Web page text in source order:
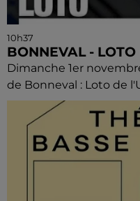
10h37
BONNEVAL - LOTO
Dimanche 1er
de Bonneval : Loto de